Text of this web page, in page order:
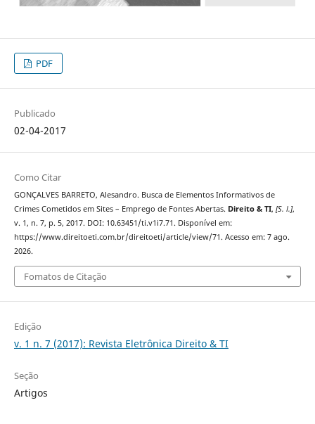
PDF
Publicado
02-04-2017
Como Citar
GONÇALVES BARRETO, Alesandro. Busca de Elementos Informativos de
Crimes Cometidos em Sites – Emprego de Fontes Abertas. Direito & TI, [S. l.],
v. 1, n. 7, p. 5, 2017. DOI: 10.63451/ti.v1i7.71. Disponível em:
https://www.direitoeti.com.br/direitoeti/article/view/71. Acesso em: 7 ago.
2026.
Fomatos de Citação
Edição
v. 1 n. 7 (2017): Revista Eletrônica Direito & TI
Seção
Artigos